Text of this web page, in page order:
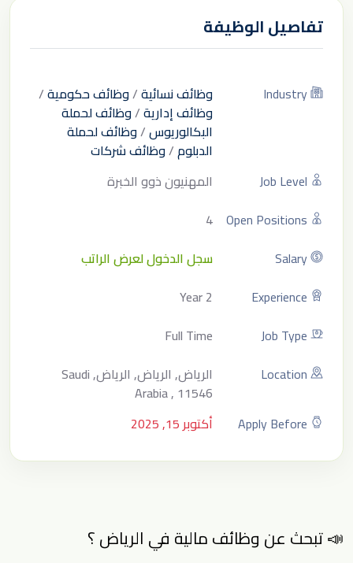
تفاصيل الوظيفة
Industry وظائف نسائية/وظائف حكومية/
وظائف إدارية/وظائف لحملة
البكالوريوس/وظائف لحملة
الدبلوم/وظائف شركات
Job Level
المهنيون ذوو الخبرة
Open Positions
4
Salary
سجل الدخول لعرض الراتب
Experience
2 Year
Job Type
Full Time
Location
الرياض, الرياض, الرياض, Saudi
Arabia , 11546
Apply Before
أكتوبر 15, 2025
📣 تبحث عن وظائف مالية في الرياض ؟